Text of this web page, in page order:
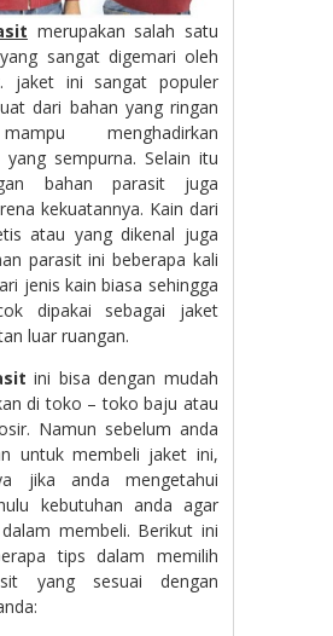
merupakan salah satu
sangat digemari oleh
jaket ini sangat populer
dari bahan yang ringan
menghadirkan
yang sempurna. Selain itu
bahan parasit juga
kekuatannya. Kain dari
atau yang dikenal juga
parasit ini beberapa kali
jenis kain biasa sehingga
dipakai sebagai jaket
luar ruangan.
ini bisa dengan mudah
di toko – toko baju atau
Namun sebelum anda
untuk membeli jaket ini,
jika anda mengetahui
kebutuhan anda agar
membeli. Berikut ini
tips dalam memilih
yang sesuai dengan